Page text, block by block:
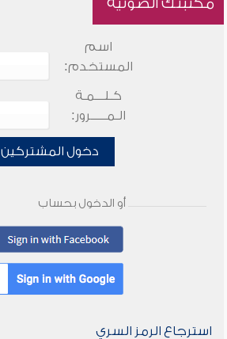
مكتبتك الصوتية
اسم
المستخدم:
كـلـــمـة
الـمـــــرور:
دخول المشتركين
أو الدخول بحساب
استرجاع الرمز السري